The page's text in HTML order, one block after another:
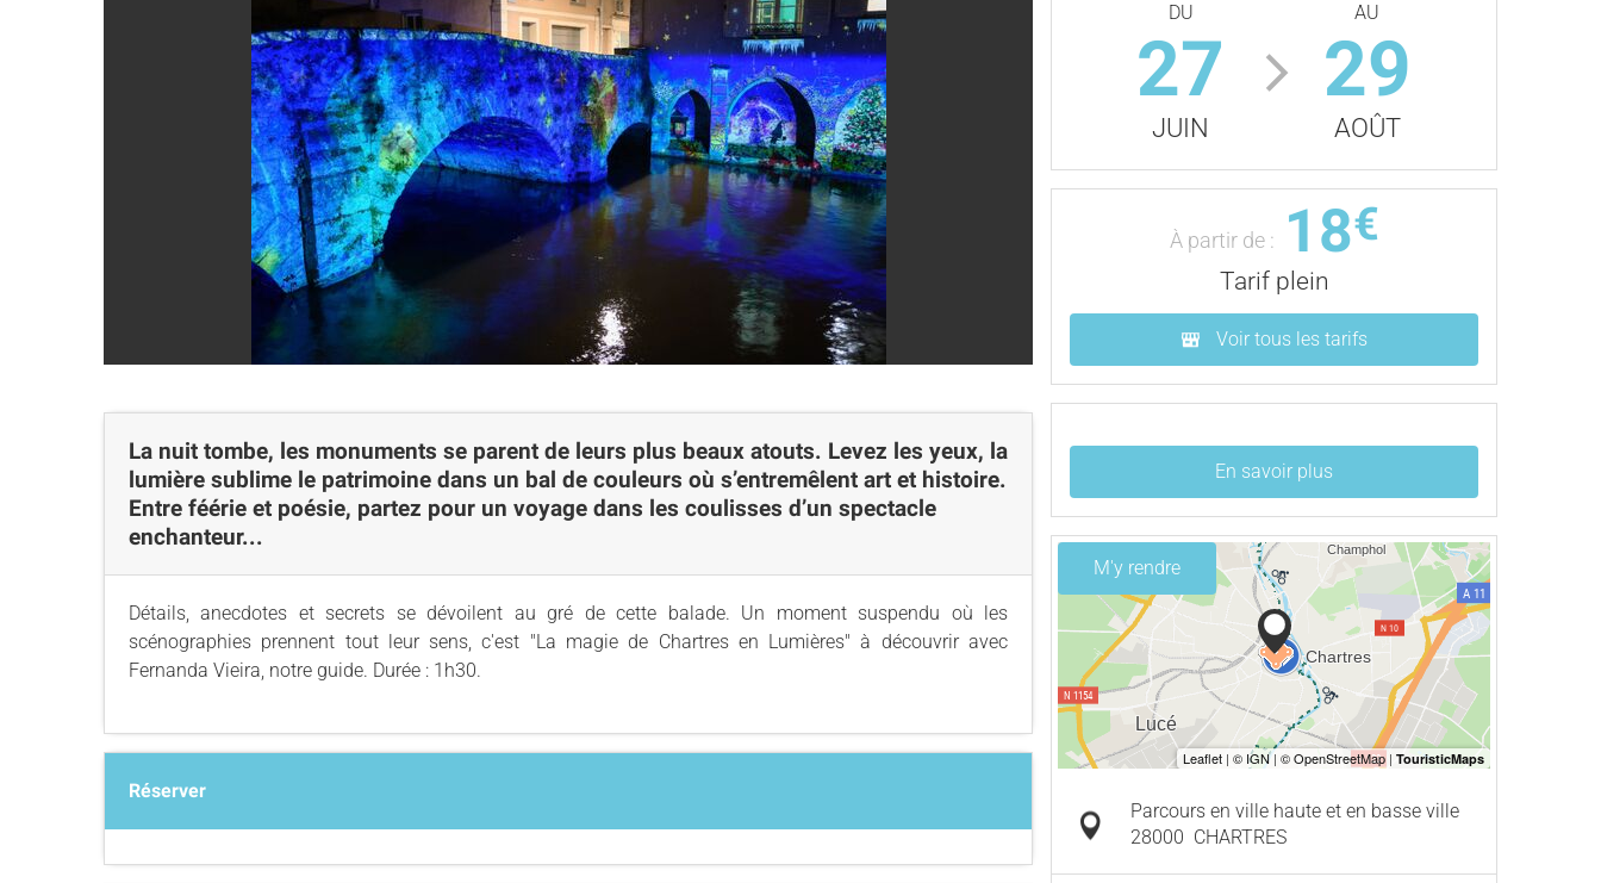
La nuit tombe, les monuments se parent de leurs plus beaux atouts. Levez les yeux, la
lumière sublime le patrimoine dans un bal de couleurs où s’entremêlent art et histoire.
Entre féérie et poésie, partez pour un voyage dans les coulisses d’un spectacle
enchanteur...
Détails, anecdotes et secrets se dévoilent au gré de cette balade. Un moment suspendu où les
scénographies prennent tout leur sens, c'est "La magie de Chartres en Lumières" à découvrir avec
Fernanda Vieira, notre guide. Durée : 1h30.
Réserver
DU
27
JUIN
AU
29
AOÛT
À partir de : 18€
Tarif plein
Voir tous les tarifs
En savoir plus
M'y rendre
Parcours en ville haute et en basse ville
28000 CHARTRES